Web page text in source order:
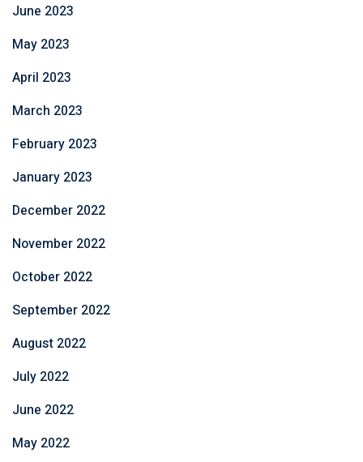
June 2023
May 2023
April 2023
March 2023
February 2023
January 2023
December 2022
November 2022
October 2022
September 2022
August 2022
July 2022
June 2022
May 2022